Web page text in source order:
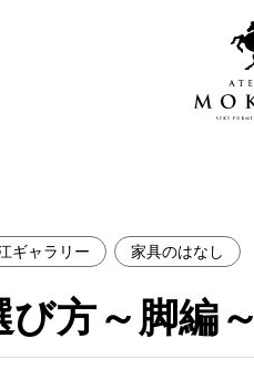
青山プレミアムギャラリー
ギャラリー 家具のはなし
方～脚編～